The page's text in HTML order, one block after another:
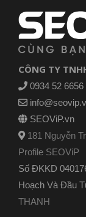
CÔNG TY
0934 52
SEOViP.vn
181 Nguyễn
Profile SEOViP
Số ĐKKD
Hoạch Và Đầu
THANH